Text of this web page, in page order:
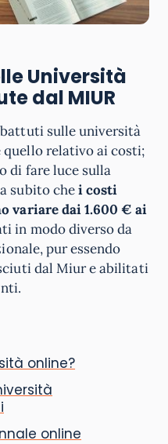
Università
dal MIUR
sulle università
relativo ai costi;
di fare luce sulla
subito chei costi
variare dai 1.600 € ai
in modo diverso da
pur essendo
dal Miur e abilitati
online?
online